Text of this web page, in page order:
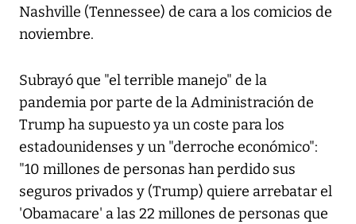
Nashville (Tennessee) de cara a los comicios de
noviembre.
Subrayó que "el terrible manejo" de la
pandemia por parte de la Administración de
Trump ha supuesto ya un coste para los
estadounidenses y un "derroche económico":
"10 millones de personas han perdido sus
seguros privados y (Trump) quiere arrebatar el
'Obamacare' a las 22 millones de personas que